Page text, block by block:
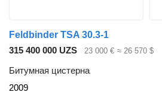
Feldbinder TSA 30.3-1
315 400 000 UZS
23 000 € ≈ 26 570 $
Битумная цистерна
2009